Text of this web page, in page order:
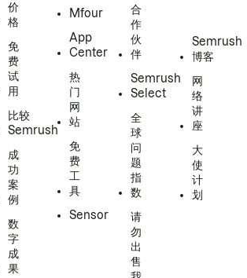
价
格
免
费
试
用
比较
Semrush
成
功
案
例
数
字
成
果
Mfour
App
Center
热
门
网
站
免
费
工
具
Sensor
合
作
伙
伴
Semrush
Select
全
球
问
题
指
数
请
勿
出
售
Semrush
博客
网
络
讲
座
大
使
计
划